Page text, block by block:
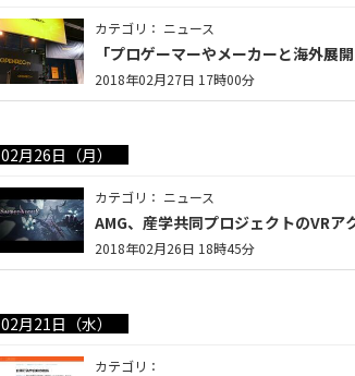
カテゴリ： ニュース
「プロゲーマーやメーカーと海外展
2018年02月27日 17時00分
02月26日（月）
カテゴリ： ニュース
AMG、産学共同プロジェクトのVRア
2018年02月26日 18時45分
02月21日（水）
カテゴリ：